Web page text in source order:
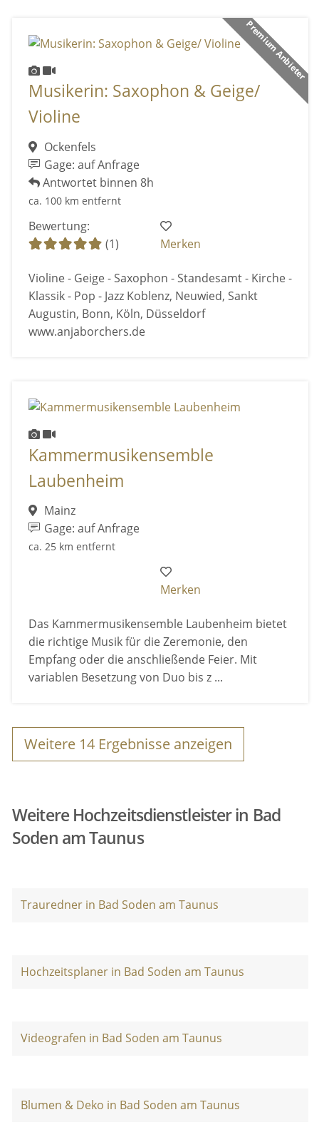
Premium Anbieter
Musikerin: Saxophon & Geige/
Violine
Ockenfels
Gage: auf Anfrage
Antwortet binnen 8h
ca. 100 km entfernt
Bewertung:
(1)
Merken
Violine - Geige - Saxophon - Standesamt - Kirche -
Klassik - Pop - Jazz Koblenz, Neuwied, Sankt
Augustin, Bonn, Köln, Düsseldorf
www.anjaborchers.de
Kammermusikensemble
Laubenheim
Mainz
Gage: auf Anfrage
ca. 25 km entfernt
Merken
Das Kammermusikensemble Laubenheim bietet
die richtige Musik für die Zeremonie, den
Empfang oder die anschließende Feier. Mit
variablen Besetzung von Duo bis z ...
Weitere 14 Ergebnisse anzeigen
Weitere Hochzeitsdienstleister in Bad
Soden am Taunus
Trauredner in Bad Soden am Taunus
Hochzeitsplaner in Bad Soden am Taunus
Videografen in Bad Soden am Taunus
Blumen & Deko in Bad Soden am Taunus